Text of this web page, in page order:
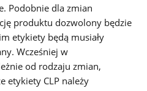
Podobnie dla zmian
produktu dozwolony będzie
etykiety będą musiały
Wcześniej w
od rodzaju zmian,
etykiety CLP należy